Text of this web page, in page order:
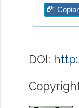
Copiar
DOI: